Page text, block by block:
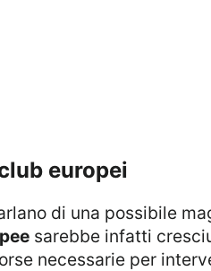
europei
sarebbe infatti
necessarie per